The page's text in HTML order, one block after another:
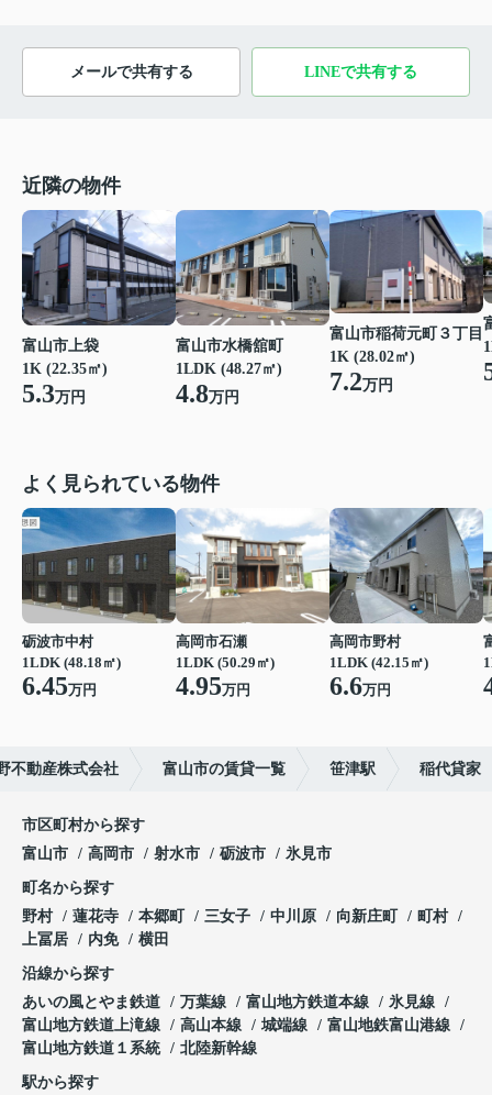
メールで共有する LINEで共有する
近隣の物件
富山市上袋
1K (22.35㎡)
5.3万円
富山市水橋舘町
1LDK (48.27㎡)
4.8万円
富山市稲荷元町３丁目
1K (28.02㎡)
7.2万円
よく見られている物件
砺波市中村
1LDK (48.18㎡)
6.45万円
高岡市石瀬
1LDK (50.29㎡)
4.95万円
高岡市野村
1LDK (42.15㎡)
6.6万円
不動産株式会社 富山市の賃貸一覧 笹津駅 稲代貸家
市区町村から探す
富山市
高岡市 射水市 砺波市 氷見市
町名から探す
野村
蓮花寺 本郷町 三女子 中川原 向新庄町
町村
上冨居
内免 横田
沿線から探す
あいの風とやま鉄道
万葉線 富山地方鉄道本線
氷見線
富山地方鉄道上滝線
高山本線 城端線
富山地鉄富山港線
富山地方鉄道１系統
北陸新幹線
駅から探す